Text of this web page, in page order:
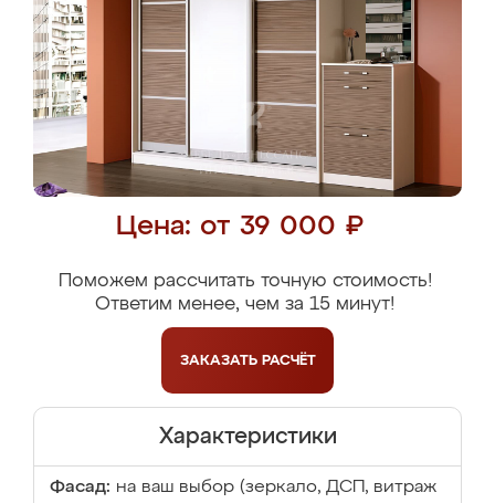
Цена: от 39 000 ₽
Поможем рассчитать точную стоимость!
Ответим менее, чем за 15 минут!
ЗАКАЗАТЬ РАСЧЁТ
Характеристики
Фасад: на ваш выбор (зеркало, ДСП, витраж